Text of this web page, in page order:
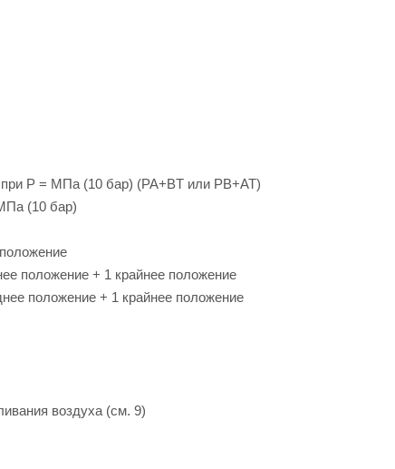
P = МПа (10 бар) (PA+BT или PB+AT)
(10 бар)
положение + 1 крайнее положение
положение + 1 крайнее положение
воздуха (см. 9)